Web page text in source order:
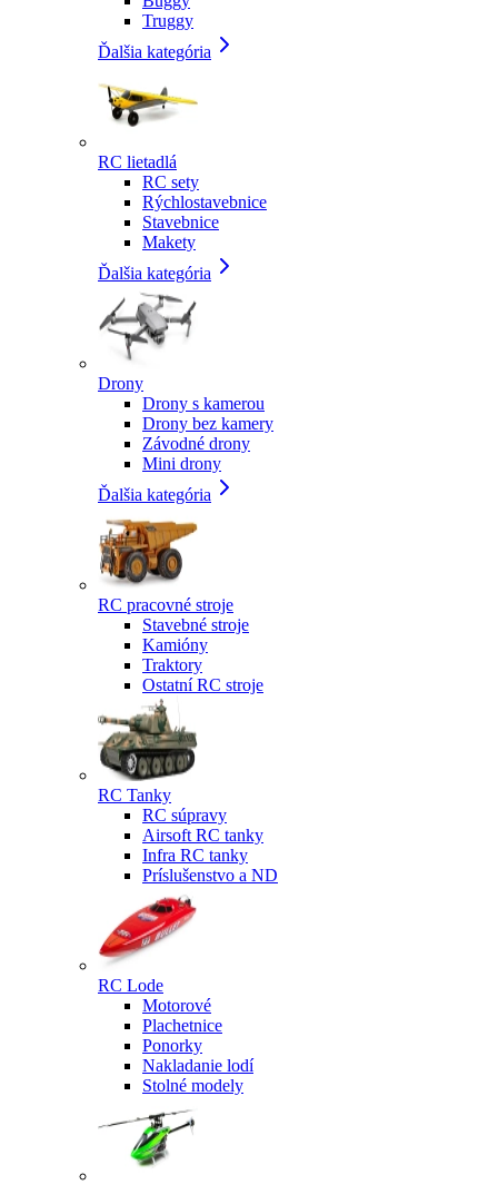
Truggy
Ďalšia kategória
RC lietadlá
RC sety
Rýchlostavebnice
Stavebnice
Makety
Ďalšia kategória
Drony
Drony s kamerou
Drony bez kamery
Závodné drony
Mini drony
Ďalšia kategória
RC pracovné stroje
Stavebné stroje
Kamióny
Traktory
Ostatní RC stroje
RC Tanky
RC súpravy
Airsoft RC tanky
Infra RC tanky
Príslušenstvo a ND
RC Lode
Motorové
Plachetnice
Ponorky
Nakladanie lodí
Stolné modely